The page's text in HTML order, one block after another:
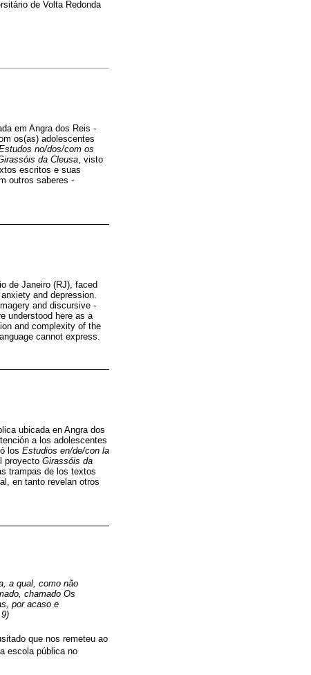
de Volta Redonda
em Angra dos Reis -
os(as) adolescentes
no/dos/com os
da Cleusa, visto
escritos e suas
outros saberes -
de Janeiro (RJ), faced
and depression.
and discursive -
understood here as a
and complexity of the
cannot express.
ubicada en Angra dos
a los adolescentes
los Estudios en/de/con la
proyecto Girassóis da
trampas de los textos
en tanto revelan otros
a qual, como não
chamado Os
por acaso e
que nos remeteu ao
escola pública no